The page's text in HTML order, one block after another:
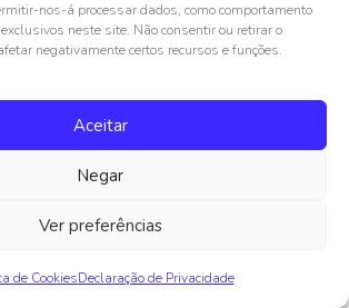
nos-á processar dados, como comportamento
neste site. Não consentir ou retirar o
negativamente certos recursos e funções.
Aceitar
Negar
Ver preferências
de CookiesDeclaração de Privacidade